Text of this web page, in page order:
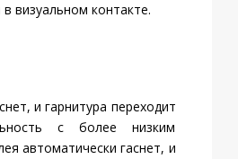
визуальном контакте.
и гарнитура переходит
с более низким
автоматически гаснет, и